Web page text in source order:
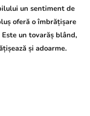
un sentiment de
oferă o îmbrățișare
un tovarăș blând,
și adoarme.